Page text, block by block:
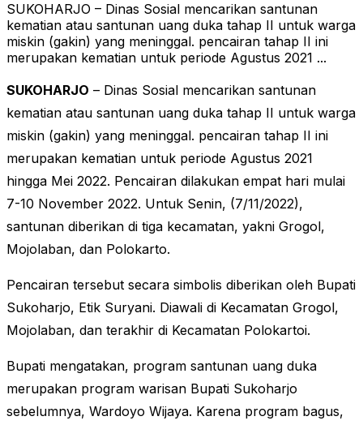
SUKOHARJO – Dinas Sosial mencarikan santunan
kematian atau santunan uang duka tahap II untuk warga
miskin (gakin) yang meninggal. pencairan tahap II ini
merupakan kematian untuk periode Agustus 2021 ...
SUKOHARJO – Dinas Sosial mencarikan santunan
kematian atau santunan uang duka tahap II untuk warga
miskin (gakin) yang meninggal. pencairan tahap II ini
merupakan kematian untuk periode Agustus 2021
hingga Mei 2022. Pencairan dilakukan empat hari mulai
7-10 November 2022. Untuk Senin, (7/11/2022),
santunan diberikan di tiga kecamatan, yakni Grogol,
Mojolaban, dan Polokarto.
Pencairan tersebut secara simbolis diberikan oleh Bupati
Sukoharjo, Etik Suryani. Diawali di Kecamatan Grogol,
Mojolaban, dan terakhir di Kecamatan Polokartoi.
Bupati mengatakan, program santunan uang duka
merupakan program warisan Bupati Sukoharjo
sebelumnya, Wardoyo Wijaya. Karena program bagus,